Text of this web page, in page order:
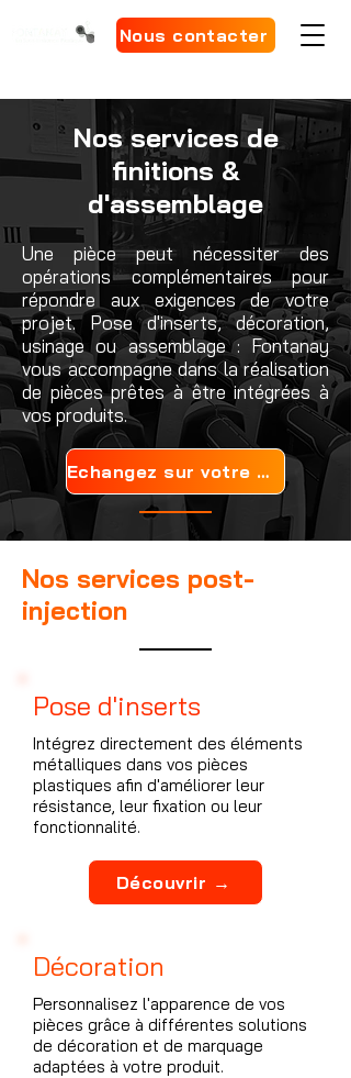
Nous contacter
Nos services de
finitions &
d'assemblage
Une pièce peut nécessiter des
opérations complémentaires pour
répondre aux exigences de votre
projet. Pose d'inserts, décoration,
usinage ou assemblage : Fontanay
vous accompagne dans la réalisation
de pièces prêtes à être intégrées à
vos produits.
Echangez sur votre projet
Nos services post-
injection
Pose d'inserts
Intégrez directement des éléments
métalliques dans vos pièces
plastiques afin d'améliorer leur
résistance, leur fixation ou leur
fonctionnalité.
Découvrir →
Décoration
Personnalisez l'apparence de vos
pièces grâce à différentes solutions
de décoration et de marquage
adaptées à votre produit.